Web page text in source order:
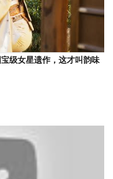
级女星遗作，这才叫韵味